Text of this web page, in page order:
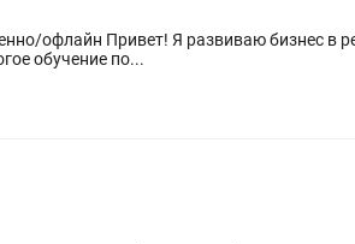
секторе снабжение
обучение по...